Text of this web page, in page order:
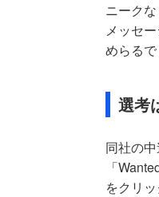
ニーク
メッセ
めらる
選考
同社の
「
をクリ